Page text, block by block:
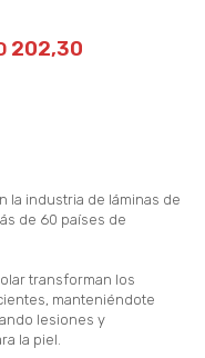
202,30
la industria de láminas de
de 60 países de
transforman los
manteniéndote
lesiones y
la piel.